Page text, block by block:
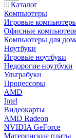
Каталог
Компьютеры
Игровые
Офисные
Компьютеры для
Ноутбуки
Игровые ноутбуки
Недорогие ноутбуки
Ультрабуки
Процессоры
AMD
Intel
Видеокарты
AMD Radeon
NVIDIA GeForce
Материнские платы